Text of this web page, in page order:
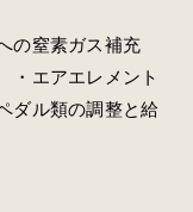
の窒素ガス補充
エアエレメント
ダル類の調整と給